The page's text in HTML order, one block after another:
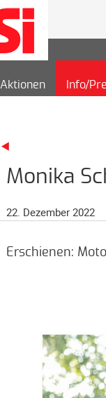
Aktionen Info/
Monika
22. Dezember 2022
Erschienen: